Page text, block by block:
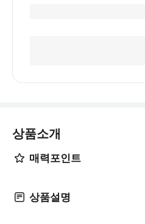
상품소개
매력포인트
상품설명